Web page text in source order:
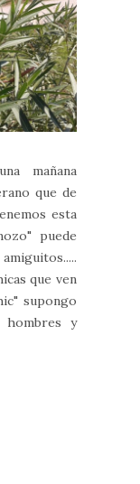
mañana
que de
esta
puede
que ven
supongo
hombres y